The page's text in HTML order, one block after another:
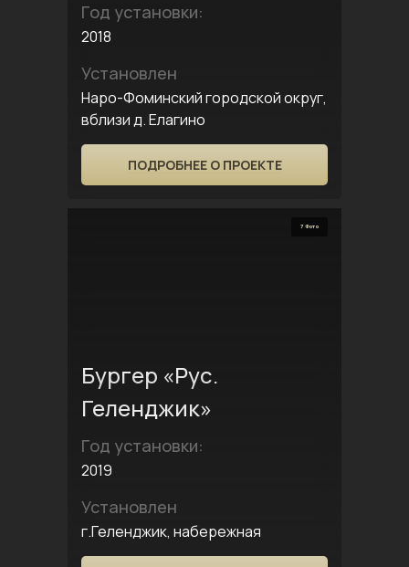
Год установки:
2018
Установлен
Наро-Фоминский городской округ,
вблизи д. Елагино
ПОДРОБНЕЕ О ПРОЕКТЕ
7 Фото
Бургер «Рус.
Геленджик»
Год установки:
2019
Установлен
г.Геленджик, набережная